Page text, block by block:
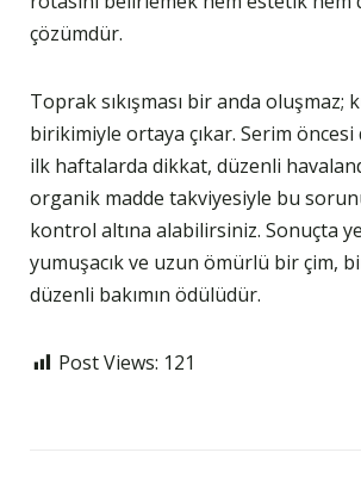
çözümdür.
Toprak sıkışması bir anda oluşmaz;
birikimiyle ortaya çıkar. Serim öncesi
ilk haftalarda dikkat, düzenli
organik madde takviyesiyle bu
kontrol altına alabilirsiniz. Sonuçta
yumuşacık ve uzun ömürlü bir çim,
düzenli bakımın ödülüdür.
Post Views: 121